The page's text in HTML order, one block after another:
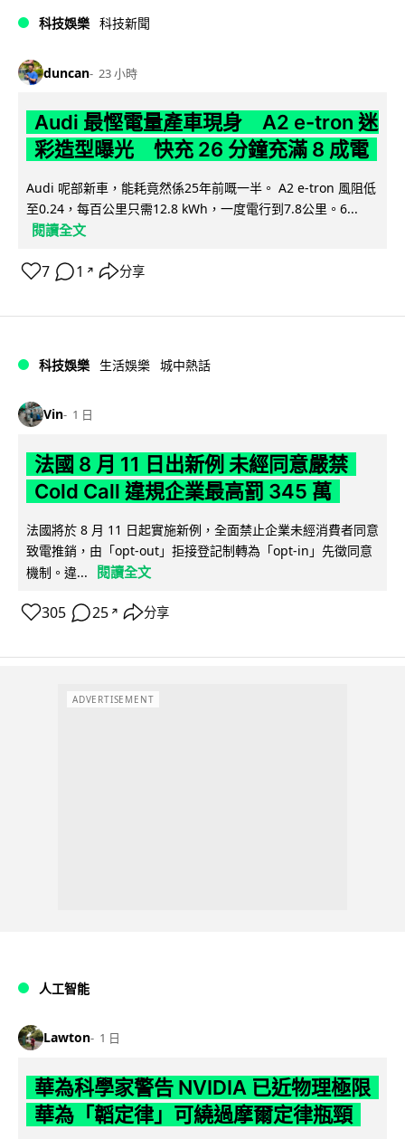
科技娛樂 科技新聞
duncan 23 小時
Audi 最慳電量產車現身 A2 e-tron 迷
彩造型曝光 快充 26 分鐘充滿 8 成電
Audi 呢部新車，能耗竟然係25年前嘅一半。 A2 e-tron 風阻低
至0.24，每百公里只需12.8 kWh，一度電行到7.8公里。6...
閱讀全文
7 1 ↗ 分享
科技娛樂 生活娛樂 城中熱話
Vin 1 日
法國 8 月 11 日出新例 未經同意嚴禁
Cold Call 違規企業最高罰 345 萬
法國將於 8 月 11 日起實施新例，全面禁止企業未經消費者同意
致電推銷，由「opt-out」拒接登記制轉為「opt-in」先徵同意
機制。違...
閱讀全文
305 25 ↗ 分享
ADVERTISEMENT
人工智能
Lawton 1 日
華為科學家警告 NVIDIA 已近物理極限
華為「韜定律」可繞過摩爾定律瓶頸